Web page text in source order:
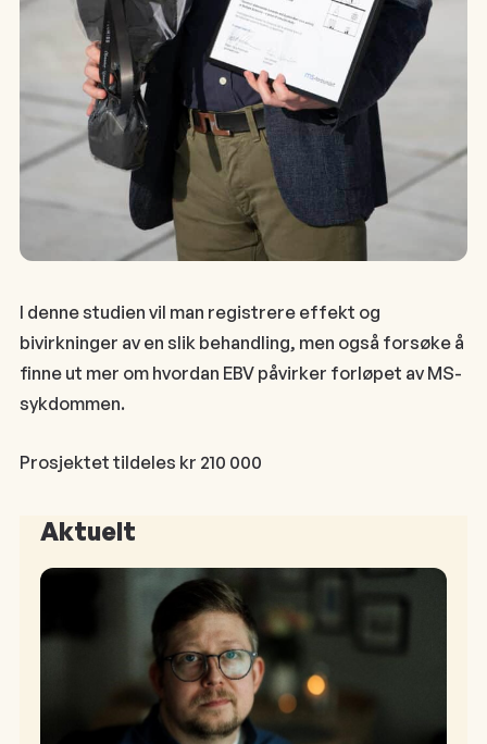
I denne studien vil man registrere effekt og
bivirkninger av en slik behandling, men også forsøke å
finne ut mer om hvordan EBV påvirker forløpet av MS-
sykdommen.
Prosjektet tildeles kr 210 000
Aktuelt